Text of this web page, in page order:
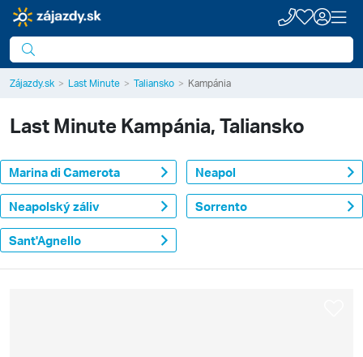
Zájazdy.sk Last Minute Taliansko Kampánia
Last MinuteKampánia, Taliansko
Marina di Camerota Neapol
Neapolský záliv Sorrento
Sant'Agnello